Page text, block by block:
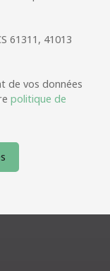
61311, 41013
de vos données
politique de